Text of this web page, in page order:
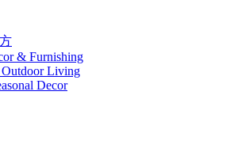
& Furnishing
Living
Decor